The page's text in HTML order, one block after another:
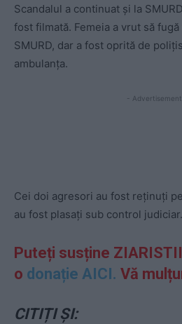
Scandalul a continuat şi la
fost filmată. Femeia a vrut să
SMURD, dar a fost oprită de
ambulanța.
- Advertisement
Cei doi agresori au fost reţinuţi
au fost plasaţi sub control judiciar.
Puteți susține
o donație AICI. Vă
CITIȚI ȘI: